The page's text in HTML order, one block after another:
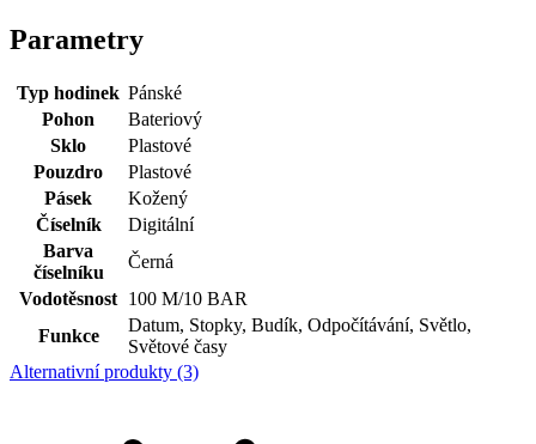
Parametry
Typ hodinek Pánské
Pohon
Bateriový
Sklo
Plastové
Pouzdro
Plastové
Pásek
Kožený
Číselník
Digitální
Barva
číselníku
Černá
Vodotěsnost 100 M/10 BAR
Funkce
Datum, Stopky, Budík, Odpočítávání, Světlo,
Světové časy
Alternativní produkty (3)